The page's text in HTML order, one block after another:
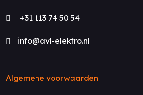
+31 113 74 50 54
info@avl-elektro.nl
Algemene voorwaarden